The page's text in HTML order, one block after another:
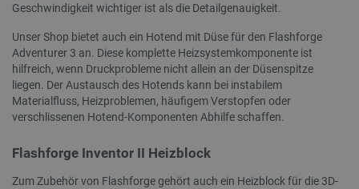
Geschwindigkeit wichtiger ist als die Detailgenauigkeit.
Unser Shop bietet auch ein Hotend mit Düse für den Flashforge
Adventurer 3 an. Diese komplette Heizsystemkomponente ist
hilfreich, wenn Druckprobleme nicht allein an der Düsenspitze
liegen. Der Austausch des Hotends kann bei instabilem
Materialfluss, Heizproblemen, häufigem Verstopfen oder
verschlissenen Hotend-Komponenten Abhilfe schaffen.
Flashforge Inventor II Heizblock
Zum Zubehör von Flashforge gehört auch ein Heizblock für die 3D-
PrestaShop-[abcdef0123456789]{32}
Datenschutzerklärung von Google